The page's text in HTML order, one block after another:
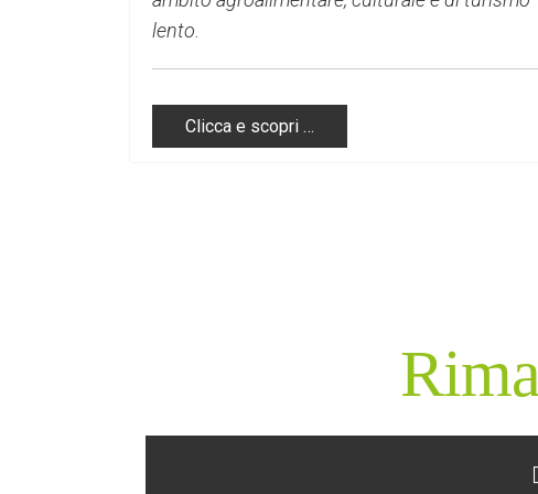
lento.
Clicca e scopri …